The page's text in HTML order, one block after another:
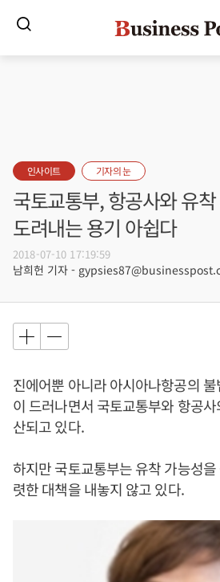
인사이트 기자의 눈
국토교통부, 항공사와 유
도려내는 용기 아쉽다
2018-07-10 17:19:59
남희헌 기자 -
진에어뿐 아니라 아시아나항공의
이 드러나면서 국토교통부와 항공
산되고 있다.
하지만 국토교통부는 유착 가능성
렷한 대책을 내놓지 않고 있다.